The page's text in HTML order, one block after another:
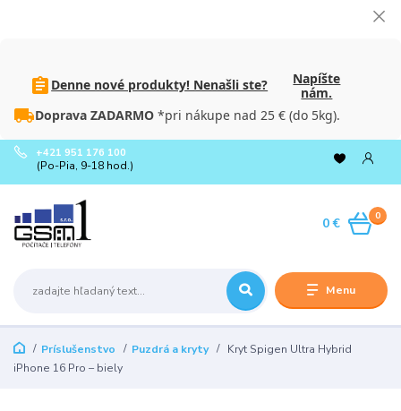
Denne nové produkty! Nenašli ste?
Napíšte
nám.
Doprava ZADARMO *pri nákupe nad 25 € (do 5kg).
Menu
+421 951 176 100
(Po-Pia, 9-18 hod.)
0
0 €
Príslušenstvo Puzdrá a kryty
Kryt Spigen Ultra Hybrid
iPhone 16 Pro – biely